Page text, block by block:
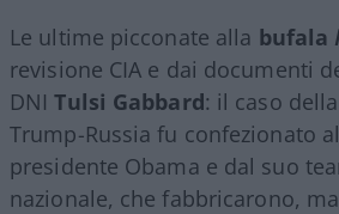
Le ultime picconate alla bufala
revisione CIA e dai documenti
DNITulsi Gabbard: il caso
Trump-Russia fu confezionato
presidente Obama e dal suo
nazionale, che fabbricarono,